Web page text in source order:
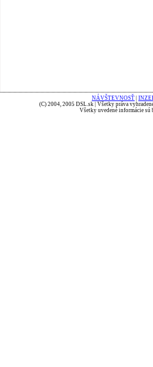
NÁVŠTEVNOSŤ
(C) 2004, 2005 DSL.sk | Všetky práva
Všetky uvedené informácie sú